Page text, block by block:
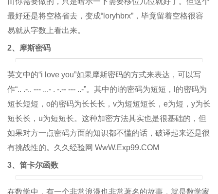
最好还是将空格省去，变成“loryhbrx”，毕竟留着空格很容
易就从字数上看出来。
2、摩斯密码
英文中的“i love you”如果摩斯密码的方式来表达，可以写
作“.. .-.. --- ...- . -.-- --- ..-”。其中的i的密码为短短，l的密码为
短长短短，o的密码为长长长，v为短短短长，e为短，y为长
短长长，u为短短长。这种加密方法其实也是很基础的，但
如果对方一点密码方面的知识都不懂的话，破译起来还是很
有挑战性的。久久经验网 WwW.Exp99.COM
3、笛卡尔函数
在数学中，有一个非常浪漫也非常著名的故事，就是数学家